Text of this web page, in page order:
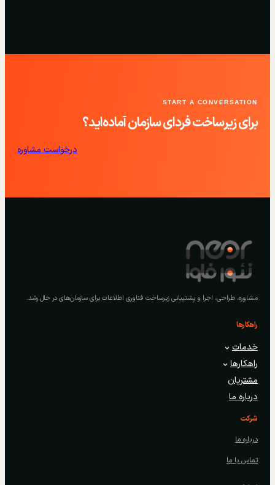
START A CONVERSATION
برای زیرساخت فردای سازمان آماده‌اید؟
درخواست مشاوره
مشاوره، طراحی، اجرا و پشتیبانی زیرساخت فناوری اطلاعات برای سازمان‌های در حال رشد.
راهکارها
خدمات
راهکارها
مشتریان
درباره ما
شرکت
درباره ما
تماس با ما